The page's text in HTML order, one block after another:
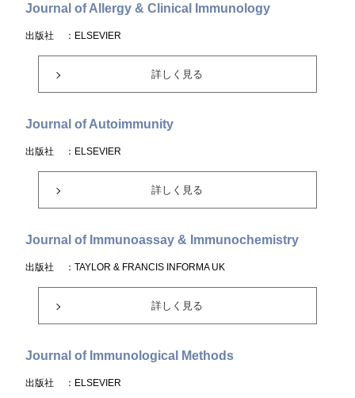
Journal of Allergy & Clinical Immunology
出版社 ：ELSEVIER
詳しく見る
Journal of Autoimmunity
出版社 ：ELSEVIER
詳しく見る
Journal of Immunoassay & Immunochemistry
出版社 ：TAYLOR & FRANCIS INFORMA UK
詳しく見る
Journal of Immunological Methods
出版社 ：ELSEVIER